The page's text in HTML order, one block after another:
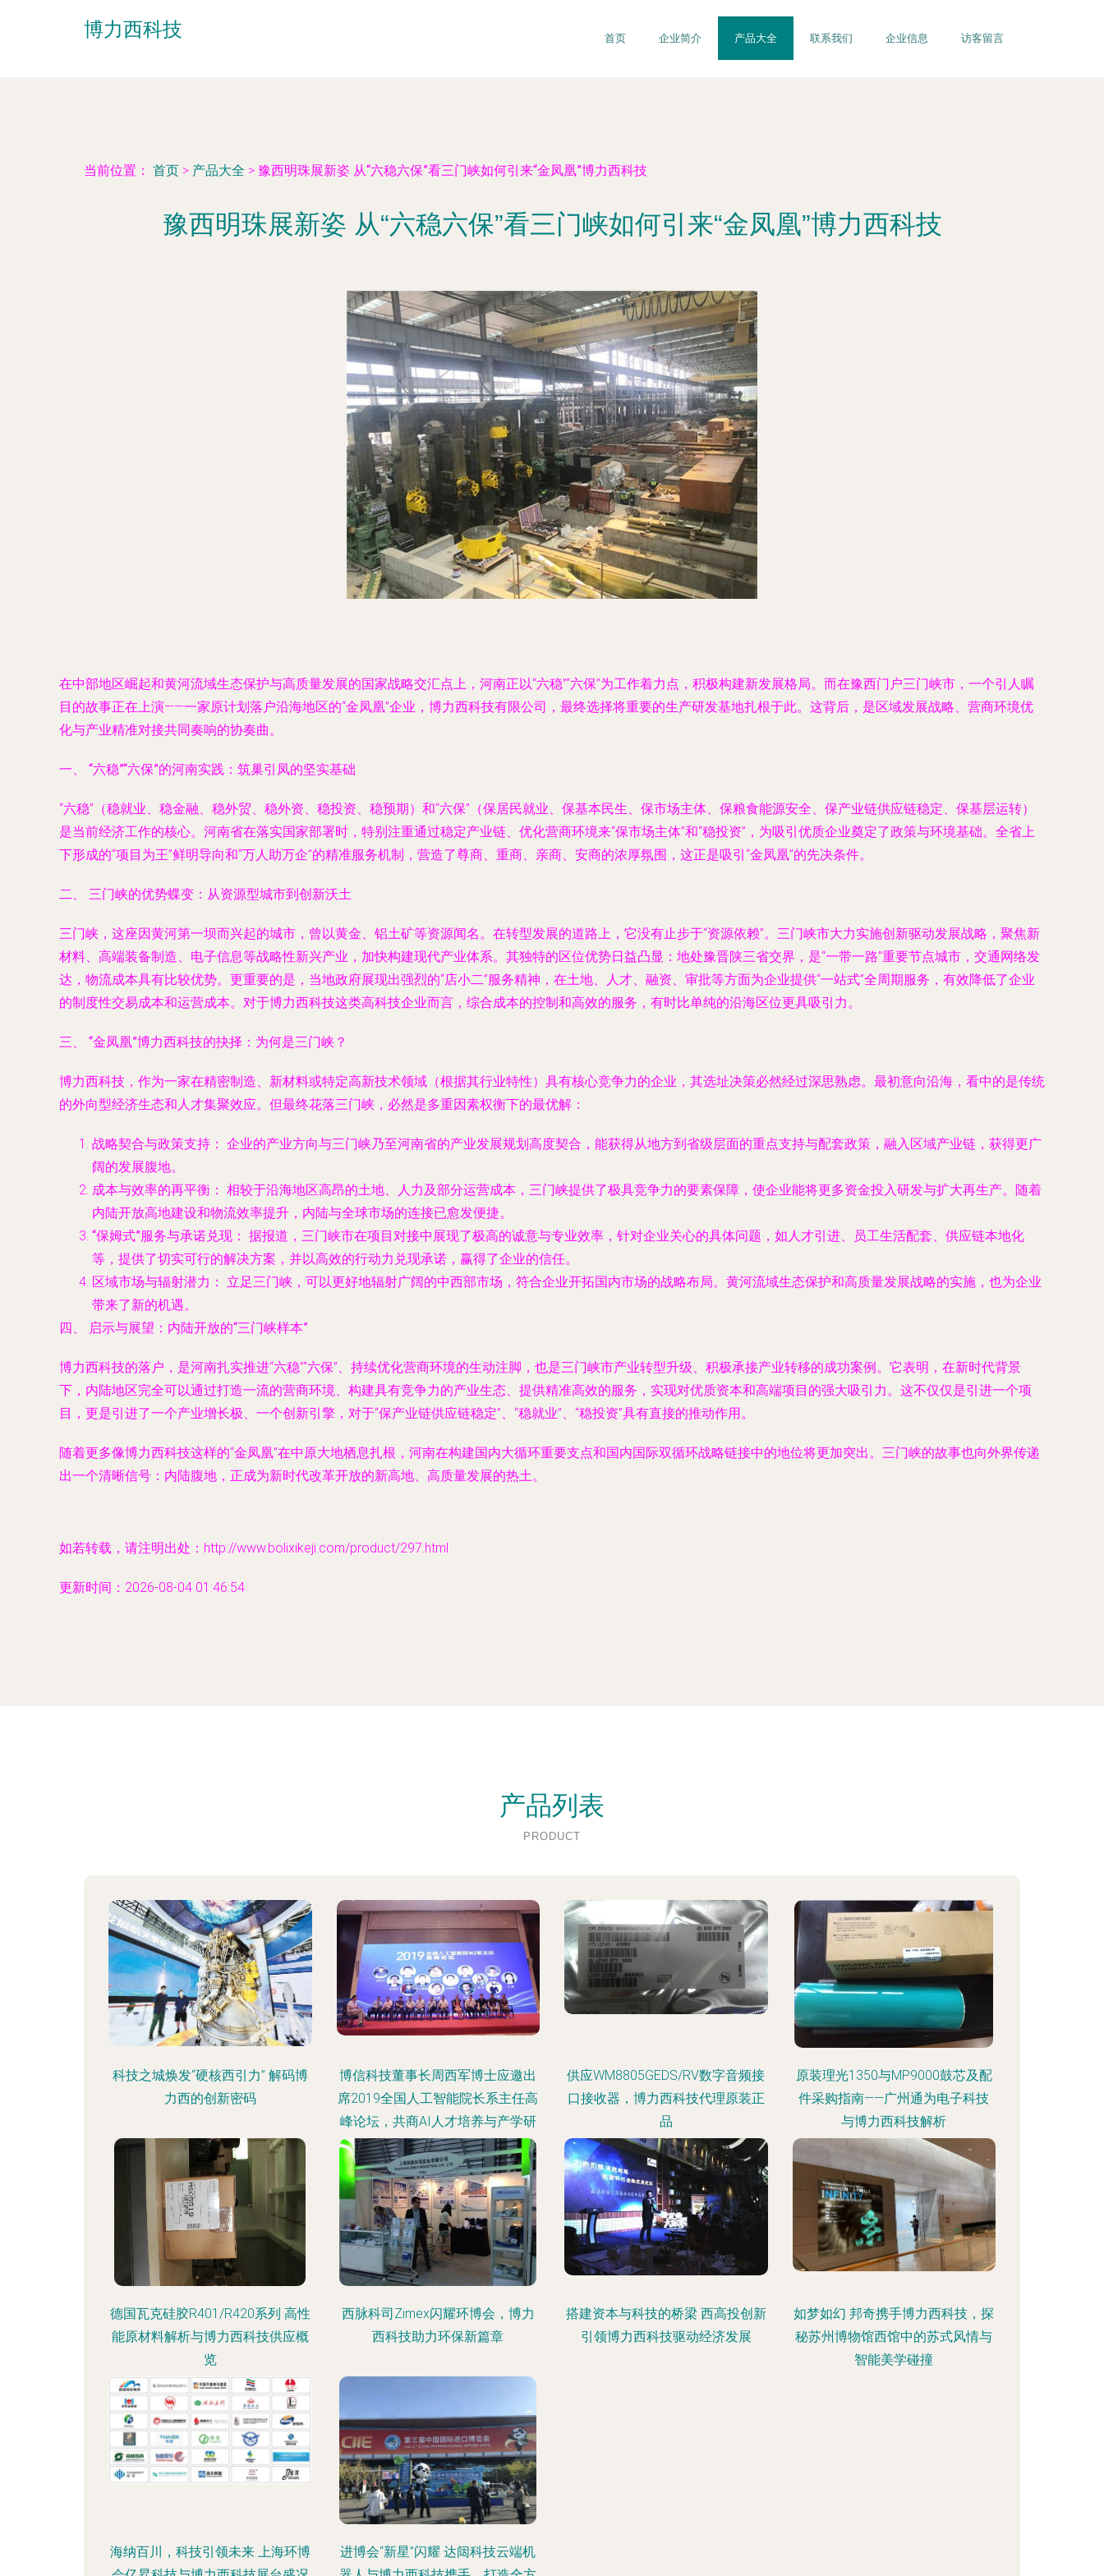
博力西科技 首页 企业简介 产品大全 联系我们 企业信息 访客留言
当前位置： 首页 > 产品大全 > 豫西明珠展新姿 从“六稳六保”看三门峡如何引来“金凤凰”博力西科技
豫西明珠展新姿 从“六稳六保”看三门峡如何引来“金凤凰”博力西科技
在中部地区崛起和黄河流域生态保护与高质量发展的国家战略交汇点上，河南正以“六稳”“六保”为工作着力点，积极构建新发展格局。而在豫西门户三门峡市，一个引人瞩
目的故事正在上演——一家原计划落户沿海地区的“金凤凰”企业，博力西科技有限公司，最终选择将重要的生产研发基地扎根于此。这背后，是区域发展战略、营商环境优
化与产业精准对接共同奏响的协奏曲。
一、 “六稳”“六保”的河南实践：筑巢引凤的坚实基础
“六稳”（稳就业、稳金融、稳外贸、稳外资、稳投资、稳预期）和“六保”（保居民就业、保基本民生、保市场主体、保粮食能源安全、保产业链供应链稳定、保基层运转）
是当前经济工作的核心。河南省在落实国家部署时，特别注重通过稳定产业链、优化营商环境来“保市场主体”和“稳投资”，为吸引优质企业奠定了政策与环境基础。全省上
下形成的“项目为王”鲜明导向和“万人助万企”的精准服务机制，营造了尊商、重商、亲商、安商的浓厚氛围，这正是吸引“金凤凰”的先决条件。
二、 三门峡的优势蝶变：从资源型城市到创新沃土
三门峡，这座因黄河第一坝而兴起的城市，曾以黄金、铝土矿等资源闻名。在转型发展的道路上，它没有止步于“资源依赖”。三门峡市大力实施创新驱动发展战略，聚焦新
材料、高端装备制造、电子信息等战略性新兴产业，加快构建现代产业体系。其独特的区位优势日益凸显：地处豫晋陕三省交界，是“一带一路”重要节点城市，交通网络发
达，物流成本具有比较优势。更重要的是，当地政府展现出强烈的“店小二”服务精神，在土地、人才、融资、审批等方面为企业提供“一站式”全周期服务，有效降低了企业
的制度性交易成本和运营成本。对于博力西科技这类高科技企业而言，综合成本的控制和高效的服务，有时比单纯的沿海区位更具吸引力。
三、 “金凤凰”博力西科技的抉择：为何是三门峡？
博力西科技，作为一家在精密制造、新材料或特定高新技术领域（根据其行业特性）具有核心竞争力的企业，其选址决策必然经过深思熟虑。最初意向沿海，看中的是传统
的外向型经济生态和人才集聚效应。但最终花落三门峡，必然是多重因素权衡下的最优解：
战略契合与政策支持： 企业的产业方向与三门峡乃至河南省的产业发展规划高度契合，能获得从地方到省级层面的重点支持与配套政策，融入区域产业链，获得更广
阔的发展腹地。
成本与效率的再平衡： 相较于沿海地区高昂的土地、人力及部分运营成本，三门峡提供了极具竞争力的要素保障，使企业能将更多资金投入研发与扩大再生产。随着
内陆开放高地建设和物流效率提升，内陆与全球市场的连接已愈发便捷。
“保姆式”服务与承诺兑现： 据报道，三门峡市在项目对接中展现了极高的诚意与专业效率，针对企业关心的具体问题，如人才引进、员工生活配套、供应链本地化
等，提供了切实可行的解决方案，并以高效的行动力兑现承诺，赢得了企业的信任。
区域市场与辐射潜力：
立足三门峡，可以更好地辐射广阔的中西部市场，符合企业开拓国内市场的战略布局。黄河流域生态保护和高质量发展战略的实施，也为企业
带来了新的机遇。
四、 启示与展望：内陆开放的“三门峡样本”
博力西科技的落户，是河南扎实推进“六稳”“六保”、持续优化营商环境的生动注脚，也是三门峡市产业转型升级、积极承接产业转移的成功案例。它表明，在新时代背景
下，内陆地区完全可以通过打造一流的营商环境、构建具有竞争力的产业生态、提供精准高效的服务，实现对优质资本和高端项目的强大吸引力。这不仅仅是引进一个项
目，更是引进了一个产业增长极、一个创新引擎，对于“保产业链供应链稳定”、“稳就业”、“稳投资”具有直接的推动作用。
随着更多像博力西科技这样的“金凤凰”在中原大地栖息扎根，河南在构建国内大循环重要支点和国内国际双循环战略链接中的地位将更加突出。三门峡的故事也向外界传递
出一个清晰信号：内陆腹地，正成为新时代改革开放的新高地、高质量发展的热土。
如若转载，请注明出处：http://www.bolixikeji.com/product/297.html
更新时间：2026-08-04 01:46:54
产品列表
PRODUCT
科技之城焕发“硬核西引力” 解码博
力西的创新密码
博信科技董事长周西军博士应邀出
席2019全国人工智能院长系主任高
峰论坛，共商AI人才培养与产学研
融合
供应WM8805GEDS/RV数字音频接
口接收器，博力西科技代理原装正
品
原装理光1350与MP9000鼓芯及配
件采购指南——广州通为电子科技
与博力西科技解析
德国瓦克硅胶R401/R420系列 高性
能原材料解析与博力西科技供应概
览
西脉科司Zimex闪耀环博会，博力
西科技助力环保新篇章
搭建资本与科技的桥梁 西高投创新
引领博力西科技驱动经济发展
如梦如幻 邦奇携手博力西科技，探
秘苏州博物馆西馆中的苏式风情与
智能美学碰撞
海纳百川，科技引领未来 上海环博
进博会“新星”闪耀 达闼科技云端机